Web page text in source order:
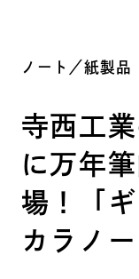
ノート／紙製品
寺西工
に万年
場！「
カラノー